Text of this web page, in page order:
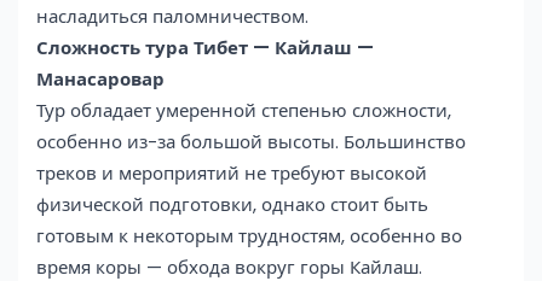
насладиться паломничеством.
Сложность тура Тибет — Кайлаш —
Манасаровар
Тур обладает умеренной степенью сложности,
особенно из-за большой высоты. Большинство
треков и мероприятий не требуют высокой
физической подготовки, однако стоит быть
готовым к некоторым трудностям, особенно во
время коры — обхода вокруг горы Кайлаш.